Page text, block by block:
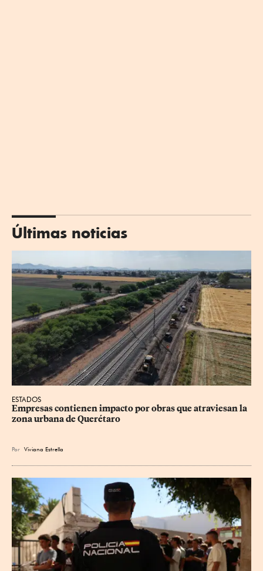
Últimas noticias
ESTADOS
Empresas contienen impacto por obras que atraviesan la
zona urbana de Querétaro
Por Viviana Estrella